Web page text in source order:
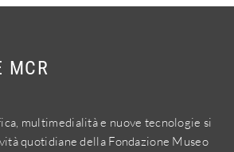
MCR
multimedialità e nuove tecnologie si
quotidiane della Fondazione Museo